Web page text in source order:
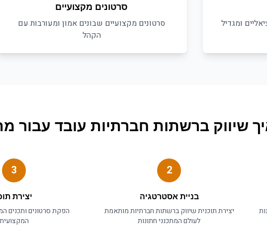
ומגדיל
סרטונים מקצועיים
סרטונים מקצועיים שבונים אמון ומעורבות עם
הקהל
שיווק ברשתות חברתיות עובד עבור
2
בניית אסטרטגיה
יצירת תוכניתשיווק ברשתות חברתיותמותאמת
לעולם המתכנני חתונות
3
יצירת
הפקת סרטונים ותכנים
המקצועית